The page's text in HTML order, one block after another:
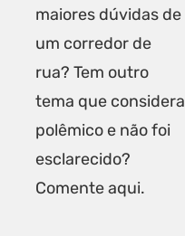
maiores dúvidas de
um corredor de
rua? Tem outro
tema que considera
polêmico e não foi
esclarecido?
Comente aqui.